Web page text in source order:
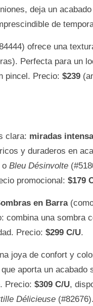
deja un
de
ofrece una
Perfecta para un
pincel. Precio: $239
clara: miradas
y duraderos en
o Bleu Désinvolte
promocional: $179
en Barra
una sombra
Precio: $299 C/U.
joya de confort y
aporta un acabado
Precio: $309 C/U,
Délicieuse(#82676).